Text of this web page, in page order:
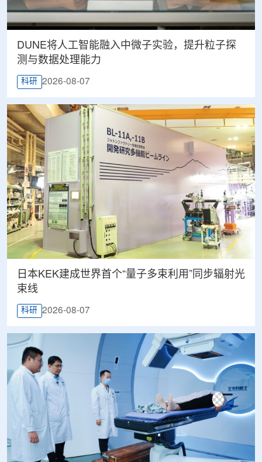
DUNE将人工智能融入中微子实验，提升粒子探
测与数据处理能力
科研 2026-08-07
日本KEK建成世界首个“量子多束利用”同步辐射光
束线
科研 2026-08-07